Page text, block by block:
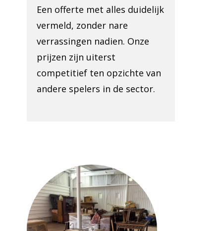
Een offerte met alles duidelijk
vermeld, zonder nare
verrassingen nadien. Onze
prijzen zijn uiterst
competitief ten opzichte van
andere spelers in de sector.